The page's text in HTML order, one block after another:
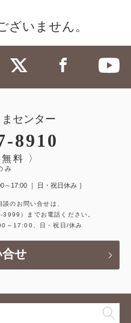
ざいません。
センター
8910
料 〉
み
～17:00 ｜ 日・祝日休み ］
のお問い合せは、
3999）
までお電話ください。
～17:00、日・祝日/休み
合せ